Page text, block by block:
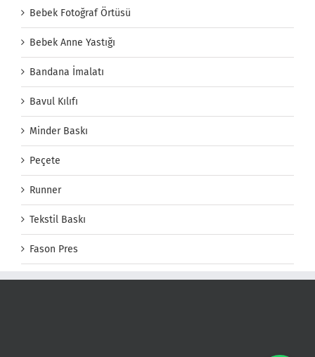
Bebek Fotoğraf Örtüsü
Bebek Anne Yastığı
Bandana İmalatı
Bavul Kılıfı
Minder Baskı
Peçete
Runner
Tekstil Baskı
Fason Pres